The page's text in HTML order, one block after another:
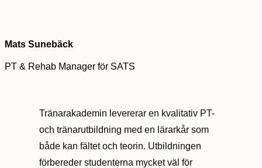
Mats Sunebäck
PT & Rehab Manager för SATS
Tränarakademin levererar en kvalitativ PT-
och tränarutbildning med en lärarkår som
både kan fältet och teorin. Utbildningen
förbereder studenterna mycket väl för